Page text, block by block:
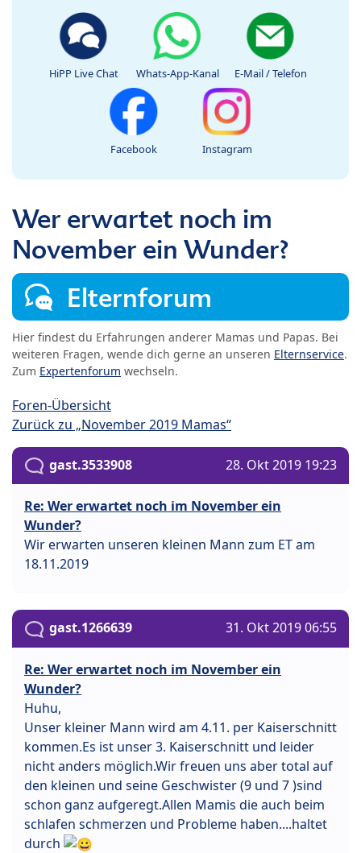
HiPP Live Chat Whats-App-Kanal E-Mail / Telefon
Facebook Instagram
Wer erwartet noch im
November ein Wunder?
Elternforum
Hier findest du Erfahrungen anderer Mamas und Papas. Bei
weiteren Fragen, wende dich gerne an unseren Elternservice.
Zum Expertenforum wechseln.
Foren-Übersicht
Zurück zu „November 2019 Mamas“
gast.3533908 28. Okt 2019 19:23
Re: Wer erwartet noch im November ein
Wunder?
Wir erwarten unseren kleinen Mann zum ET am
18.11.2019
gast.1266639 31. Okt 2019 06:55
Re: Wer erwartet noch im November ein
Wunder?
Huhu,
Unser kleiner Mann wird am 4.11. per Kaiserschnitt
kommen.Es ist unser 3. Kaiserschnitt und leider
nicht anders möglich.Wir freuen uns aber total auf
den kleinen und seine Geschwister (9 und 7 )sind
schon ganz aufgeregt.Allen Mamis die auch beim
schlafen schmerzen und Probleme haben....haltet
durch